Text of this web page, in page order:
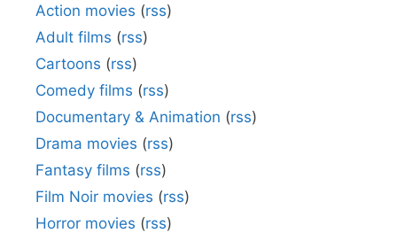
Action movies (rss)
Adult films (rss)
Cartoons (rss)
Comedy films (rss)
Documentary & Animation (rss)
Drama movies (rss)
Fantasy films (rss)
Film Noir movies (rss)
Horror movies (rss)